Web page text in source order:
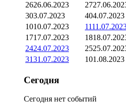
2626.06.2023 27
303.07.2023 404.07.2023
1010.07.2023 11
1717.07.2023 18
2424.07.2023 25
3131.07.2023 101.08.2023
Сегодня
Сегодня нет событий